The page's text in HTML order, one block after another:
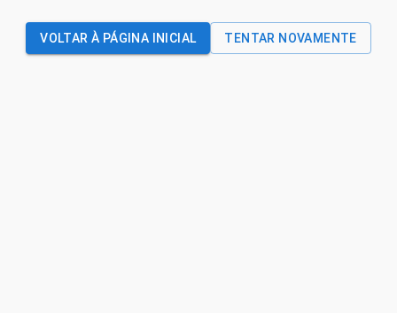
VOLTAR À PÁGINA INICIAL TENTAR NOVAMENTE